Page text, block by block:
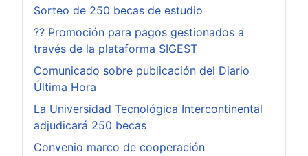
Sorteo de 250 becas de estudio
?? Promoción para pagos gestionados a
través de la plataforma SIGEST
Comunicado sobre publicación del Diario
Última Hora
La Universidad Tecnológica Intercontinental
adjudicará 250 becas
Convenio marco de cooperación